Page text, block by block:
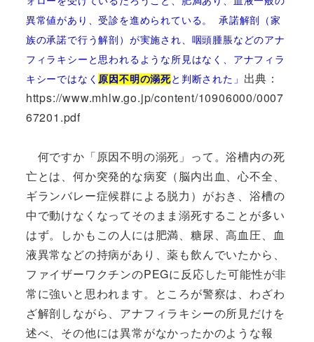
異常値があり、受診を進められている。 承諾解剖（家
族の承諾で行う解剖）が実施され、咽頭腫脹などのアナ
フィラ キシーと思われるような所見はなく、アナフィラ
キシーではなく 原因不明の溺死と判断された」 出典：
https://www.mhlw.go.jp/content/10906000/0007
67201.pdf
何ですか「原因不明の溺死」って。浴槽内の死
亡とは、何か突発的な病変（脳内出血、心不全、
ギランバレー症候群による脱力）がおき、浴槽の
中で動けなくなってそのまま溺死することが多い
はず。しかもこの人には肥満、糖尿、高血圧、血
液異常などの持病があり、薬も飲んでいたから、
ファイザーワクチンのPEGに反応した可能性が非
常に強いと思われます。ところが警察は、わざわ
ざ解剖しながら、アナフィラキシーの所見だけを
述べ、その他には異常がなかったかのような報